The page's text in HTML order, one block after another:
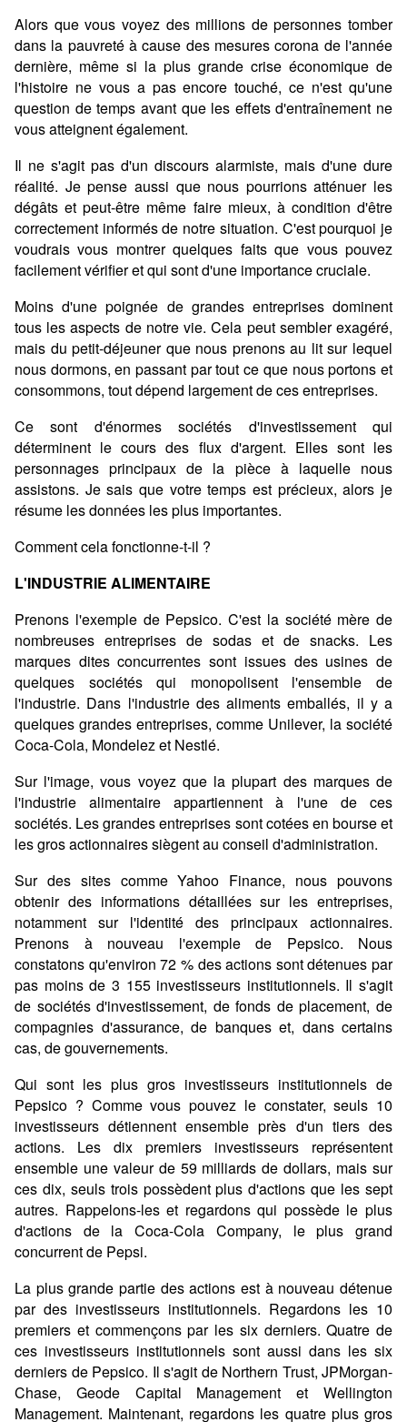
Alors que vous voyez des millions de personnes tomber
dans la pauvreté à cause des mesures corona de l'année
dernière, même si la plus grande crise économique de
l'histoire ne vous a pas encore touché, ce n'est qu'une
question de temps avant que les effets d'entraînement ne
vous atteignent également.
Il ne s'agit pas d'un discours alarmiste, mais d'une dure
réalité. Je pense aussi que nous pourrions atténuer les
dégâts et peut-être même faire mieux, à condition d'être
correctement informés de notre situation. C'est pourquoi je
voudrais vous montrer quelques faits que vous pouvez
facilement vérifier et qui sont d'une importance cruciale.
Moins d'une poignée de grandes entreprises dominent
tous les aspects de notre vie. Cela peut sembler exagéré,
mais du petit-déjeuner que nous prenons au lit sur lequel
nous dormons, en passant par tout ce que nous portons et
consommons, tout dépend largement de ces entreprises.
Ce sont d'énormes sociétés d'investissement qui
déterminent le cours des flux d'argent. Elles sont les
personnages principaux de la pièce à laquelle nous
assistons. Je sais que votre temps est précieux, alors je
résume les données les plus importantes.
Comment cela fonctionne-t-il ?
L'INDUSTRIE ALIMENTAIRE
Prenons l'exemple de Pepsico. C'est la société mère de
nombreuses entreprises de sodas et de snacks. Les
marques dites concurrentes sont issues des usines de
quelques sociétés qui monopolisent l'ensemble de
l'industrie. Dans l'industrie des aliments emballés, il y a
quelques grandes entreprises, comme Unilever, la société
Coca-Cola, Mondelez et Nestlé.
Sur l'image, vous voyez que la plupart des marques de
l'industrie alimentaire appartiennent à l'une de ces
sociétés. Les grandes entreprises sont cotées en bourse et
les gros actionnaires siègent au conseil d'administration.
Sur des sites comme Yahoo Finance, nous pouvons
obtenir des informations détaillées sur les entreprises,
notamment sur l'identité des principaux actionnaires.
Prenons à nouveau l'exemple de Pepsico. Nous
constatons qu'environ 72 % des actions sont détenues par
pas moins de 3 155 investisseurs institutionnels. Il s'agit
de sociétés d'investissement, de fonds de placement, de
compagnies d'assurance, de banques et, dans certains
cas, de gouvernements.
Qui sont les plus gros investisseurs institutionnels de
Pepsico ? Comme vous pouvez le constater, seuls 10
investisseurs détiennent ensemble près d'un tiers des
actions. Les dix premiers investisseurs représentent
ensemble une valeur de 59 milliards de dollars, mais sur
ces dix, seuls trois possèdent plus d'actions que les sept
autres. Rappelons-les et regardons qui possède le plus
d'actions de la Coca-Cola Company, le plus grand
concurrent de Pepsi.
La plus grande partie des actions est à nouveau détenue
par des investisseurs institutionnels. Regardons les 10
premiers et commençons par les six derniers. Quatre de
ces investisseurs institutionnels sont aussi dans les six
derniers de Pepsico. Il s'agit de Northern Trust, JPMorgan-
Chase, Geode Capital Management et Wellington
Management. Maintenant, regardons les quatre plus gros